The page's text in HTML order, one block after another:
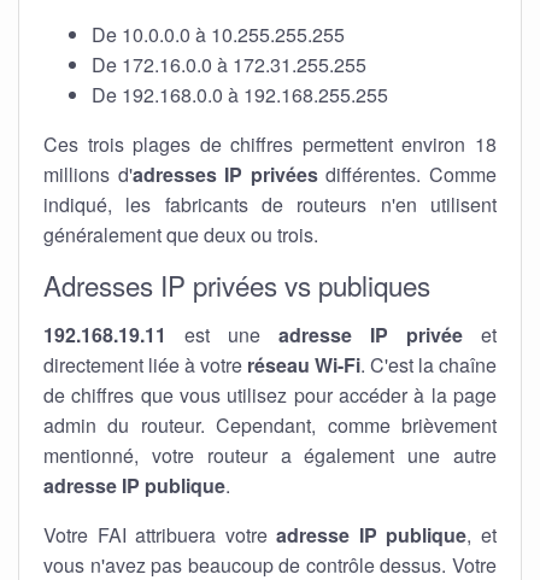
De 10.0.0.0 à 10.255.255.255
De 172.16.0.0 à 172.31.255.255
De 192.168.0.0 à 192.168.255.255
Ces trois plages de chiffres permettent environ 18
millions d'adresses IP privéesdifférentes. Comme
indiqué, les fabricants de routeurs n'en utilisent
généralement que deux ou trois.
Adresses IP privées vs publiques
192.168.19.11 est une adresse IP privée et
directement liée à votre réseau Wi-Fi. C'est la chaîne
de chiffres que vous utilisez pour accéder à la page
admin du routeur. Cependant, comme brièvement
mentionné, votre routeur a également une autre
adresse IP publique.
Votre FAI attribuera votreadresse IP publique, et
vous n'avez pas beaucoup de contrôle dessus. Votre